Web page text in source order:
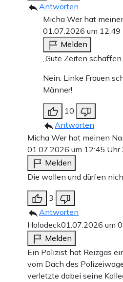
Antworten
Micha Wer hat
01.07.2026 um 12:49
Melden
„Gute Zeiten
Nein. Linke Frauen
Männer!
10
Antworten
Micha Wer hat meinen
01.07.2026 um 12:45 Uhr
Melden
Die wollen und dürfen
3
Antworten
Holodeck01.07.2026 um
Melden
Ein Polizist hat Reizgas
vom Dach des
verletzte dabei seine